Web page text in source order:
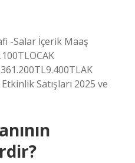
-Salar İçerik Maaş
Satışları 2025 ve